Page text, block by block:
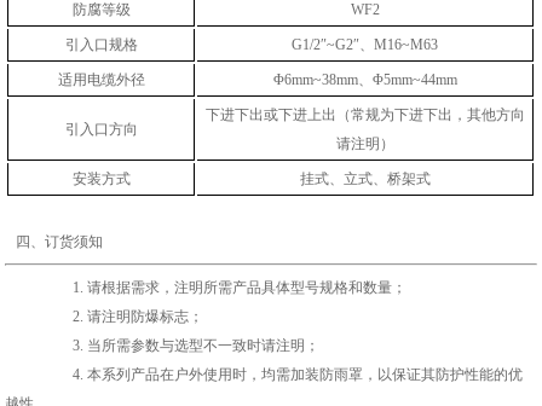
防腐等级 WF2
引入口规格 G1/2″~G2″、M16~M63
适用电缆外径 Φ6mm~38mm、Φ5mm~44mm
引入口方向
下进下出或下进上出（常规为下进下出，其他方向
请注明）
安装方式 挂式、立式、桥架式
四、订货须知
1. 请根据需求 ，注明所需产品具体型号规格和数量；
2. 请注明防爆标志；
3. 当所需参数与选型不一致时请注明；
4. 本系列产品在户外使用时，均需加装防雨罩，以保证其防护性能的优